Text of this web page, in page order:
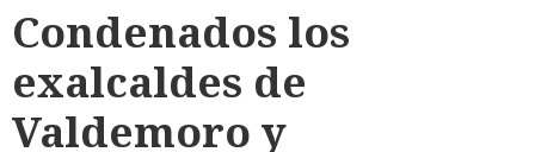
Condenados los
exalcaldes de
Valdemoro y